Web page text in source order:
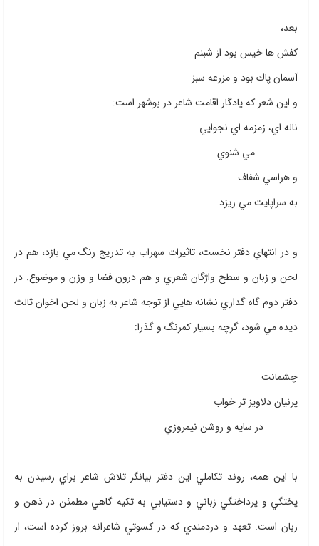
بعد،
كفش ها خيس بود از شبنم
آسمان پاك بود و مزرعه سبز
و اين شعر كه يادگار اقامت شاعر در بوشهر است:
ناله اي، زمزمه اي نجوايي
مي شنوي
و هراسي شفاف
به سراپايت مي ريزد
و در انتهاي دفتر نخست، تاثيرات سهراب به تدريج رنگ مي بازد، هم در
لحن و زبان و سطح واژگان شعري و هم درون فضا و وزن و موضوع. در
دفتر دوم گاه گداري نشانه هايي از توجه شاعر به زبان و لحن اخوان ثالث
ديده مي شود، گرچه بسيار كمرنگ و گذرا:
چشمانت
پرنيان دلاويز تر خواب
در سايه و روشن نيمروزي
با اين همه، روند تكاملي اين دفتر بيانگر تلاش شاعر براي رسيدن به
پختگي و پرداختگي زباني و دستيابي به تكيه گاهي مطمئن در ذهن و
زبان است. تعهد و دردمندي كه در كسوتي شاعرانه بروز كرده است، از